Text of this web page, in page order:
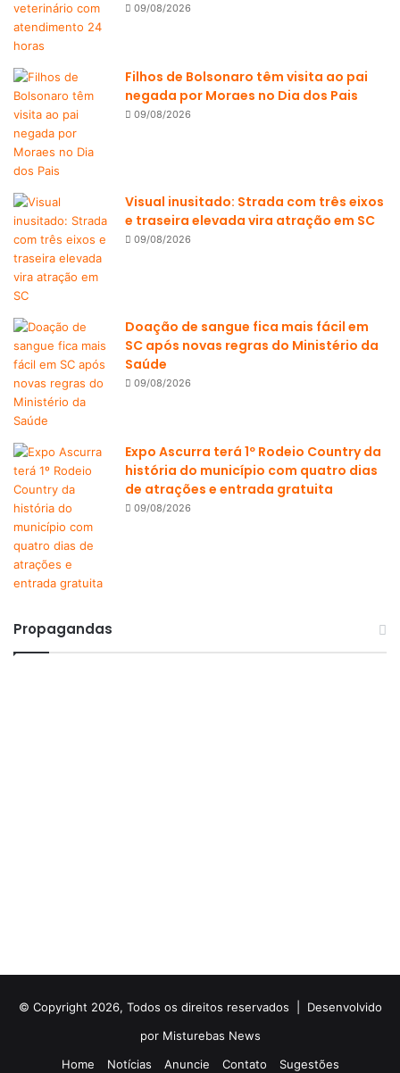
09/08/2026
Filhos de Bolsonaro têm visita ao pai
negada por Moraes no Dia dos Pais
09/08/2026
Visual inusitado: Strada com três eixos
e traseira elevada vira atração em SC
09/08/2026
Doação de sangue fica mais fácil em
SC após novas regras do Ministério da
Saúde
09/08/2026
Expo Ascurra terá 1º Rodeio Country da
história do município com quatro dias
de atrações e entrada gratuita
09/08/2026
Propagandas
© Copyright 2026, Todos os direitos reservados | Desenvolvido
por Misturebas News
Home
Notícias Anuncie Contato Sugestões